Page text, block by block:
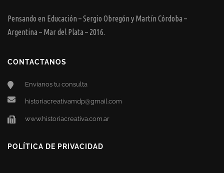
Pensando en Educación – Sergio Obregón y Martín Córdoba –
Argentina – Mar del Plata – 2016.
CONTACTANOS
Envianos tu consulta
historiacreativamdp@gmail.com
www.historiacreativa.com.ar
POLÍTICA DE PRIVACIDAD